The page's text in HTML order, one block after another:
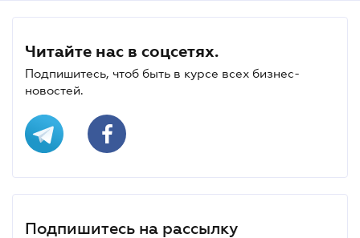
Читайте нас в соцсетях.
Подпишитесь, чтоб быть в курсе всех бизнес-
новостей.
Подпишитесь на рассылку